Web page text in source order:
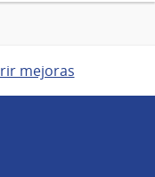
mejoras